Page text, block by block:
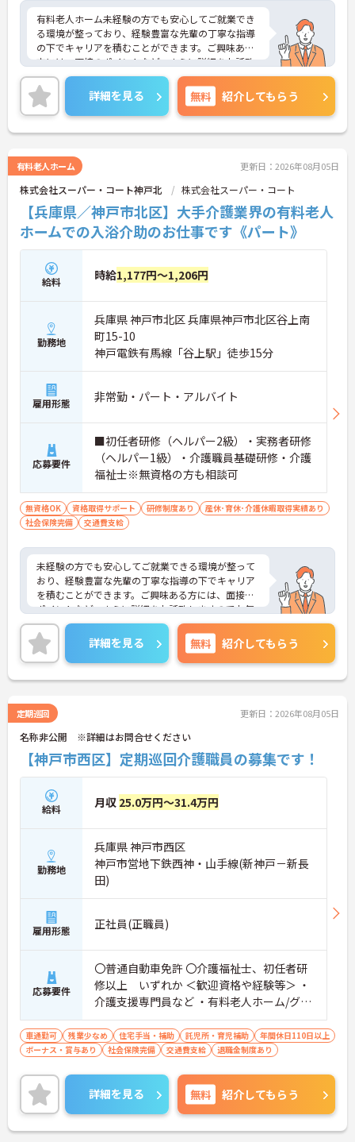
有料老人ホーム未経験の方でも安心してご就業でき
る環境が整っており、経験豊富な先輩の丁寧な指導
の下でキャリアを積むことができます。ご興味ある
方には、面接のポイントなど、さらに詳細をお話致
しますのでお気軽にご相談ください。
詳細を見る 無料 紹介してもらう
有料老人ホーム 更新日：2026年08月05日
株式会社スーパー・コート神戸北 株式会社スーパー・コート
【兵庫県／神戸市北区】大手介護業界の有料老人
ホームでの入浴介助のお仕事です《パート》
給料 時給1,177円～1,206円
勤務地
兵庫県 神戸市北区 兵庫県神戸市北区谷上南
町15-10
神戸電鉄有馬線「谷上駅」徒歩15分
雇用形態 非常勤・パート・アルバイト
応募要件
■初任者研修（ヘルパー2級）・実務者研修
（ヘルパー1級）・介護職員基礎研修・介護
福祉士※無資格の方も相談可
無資格OK 資格取得サポート 研修制度あり
産休･育休･介護休暇取得実績あり
社会保険完備
交通費支給
未経験の方でも安心してご就業できる環境が整って
おり、経験豊富な先輩の丁寧な指導の下でキャリア
を積むことができます。ご興味ある方には、面接の
ポイントなど、さらに詳細をお話致しますのでお気
軽にご相談ください。
詳細を見る 無料 紹介してもらう
定期巡回 更新日：2026年08月05日
名称非公開 ※詳細はお問合せください
【神戸市西区】定期巡回介護職員の募集です！
給料 月収 25.0万円～31.4万円
勤務地
兵庫県 神戸市西区
神戸市営地下鉄西神・山手線(新神戸－新長
田)
雇用形態 正社員(正職員)
応募要件
〇普通自動車免許 〇介護福祉士、初任者研
修以上 いずれか ＜歓迎資格や経験等＞ ・
介護支援専門員など ・有料老人ホーム/グル
ープホーム/サ高住 /訪問介護/病院等での介
護やリハビリ スタッフ経験
車通勤可 残業少なめ 住宅手当・補助 託児所・育児補助
年間休日110日以上
ボーナス・賞与あり
社会保険完備 交通費支給 退職金制度あり
詳細を見る 無料 紹介してもらう